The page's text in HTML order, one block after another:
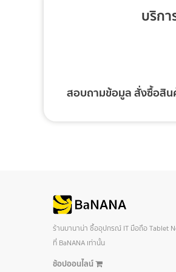
บริก
สอบถามข้อมูล สั่งซื้อสิน
ร้านบานาน่า ซื้ออุปกรณ์ IT มือถือ Tablet
ที่ BaNANA เท่านั้น
ช้อปออนไลน์